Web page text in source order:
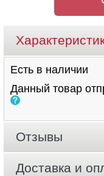
Есть в наличии
Данный товар
Отзывы
Доставка и